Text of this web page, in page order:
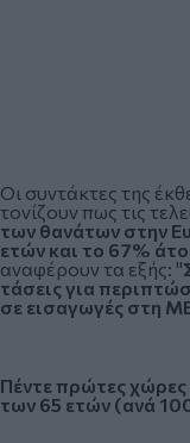
Οι συντάκτες της
τονίζουν πως τις
των θανάτων στην
ετών και το 67%
αναφέρουν τα εξής: "
τάσεις για
σε εισαγωγές στη
Πέντε πρώτες
των 65 ετών (ανά